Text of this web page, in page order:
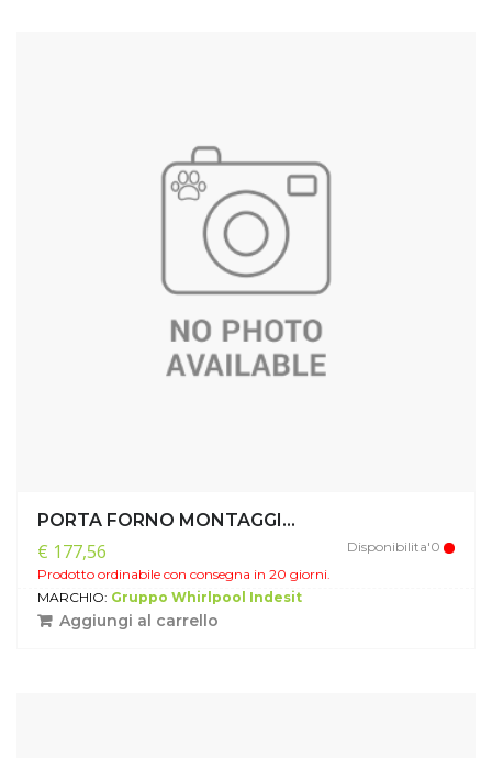
PORTA FORNO MONTAGGI...
€ 177,56
Disponibilita'0
Prodotto ordinabile con consegna in 20 giorni.
MARCHIO: Gruppo Whirlpool Indesit
Aggiungi al carrello